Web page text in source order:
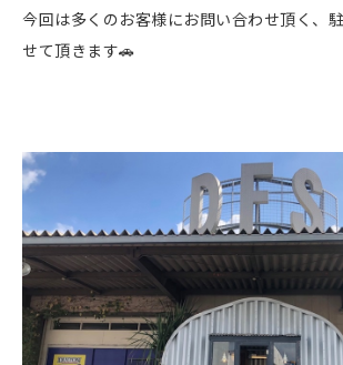
今回は多くのお客様にお問い合わせ頂く、
せて頂きます🚗